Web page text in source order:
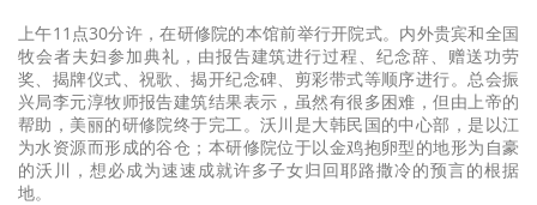
上午11点30分许，在研修院的本馆前举行开院式。内外贵宾和全国
牧会者夫妇参加典礼，由报告建筑进行过程、纪念辞、赠送功劳
奖、揭牌仪式、祝歌、揭开纪念碑、剪彩带式等顺序进行。总会振
兴局李元淳牧师报告建筑结果表示，虽然有很多困难，但由上帝的
帮助，美丽的研修院终于完工。沃川是大韩民国的中心部，是以江
为水资源而形成的谷仓；本研修院位于以金鸡抱卵型的地形为自豪
的沃川，想必成为速速成就许多子女归回耶路撒冷的预言的根据
地。